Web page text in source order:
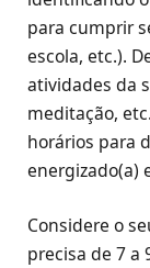
para cumprir
escola, etc.).
atividades da
meditação,
horários para
energizado(a)
Considere o
precisa de 7 a